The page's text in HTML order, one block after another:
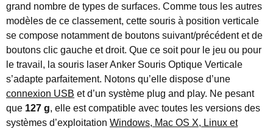
grand nombre de types de surfaces. Comme tous les autres
modèles de ce classement, cette souris à position verticale
se compose notamment de boutons suivant/précédent et de
boutons clic gauche et droit. Que ce soit pour le jeu ou pour
le travail, la souris laser Anker Souris Optique Verticale
s’adapte parfaitement. Notons qu’elle dispose d’une
connexion USB et d’un système plug and play. Ne pesant
que 127 g, elle est compatible avec toutes les versions des
systèmes d’exploitation Windows, Mac OS X, Linux et